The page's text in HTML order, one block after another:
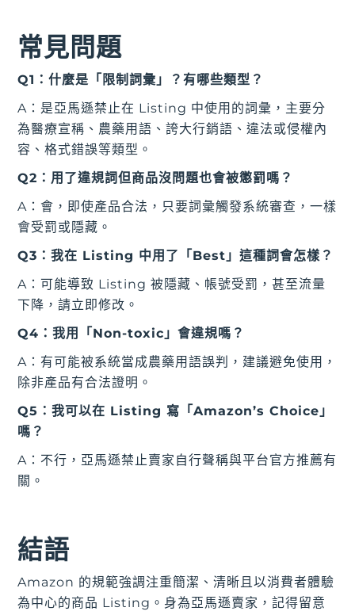
常見問題
Q1：什麼是「限制詞彙」？有哪些類型？
A：是亞馬遜禁止在 Listing 中使用的詞彙，主要分
為醫療宣稱、農藥用語、誇大行銷語、違法或侵權內
容、格式錯誤等類型。
Q2：用了違規詞但商品沒問題也會被懲罰嗎？
A：會，即使產品合法，只要詞彙觸發系統審查，一樣
會受罰或隱藏。
Q3：我在 Listing 中用了「Best」這種詞會怎樣？
A：可能導致 Listing 被隱藏、帳號受罰，甚至流量
下降，請立即修改。
Q4：我用「Non-toxic」會違規嗎？
A：有可能被系統當成農藥用語誤判，建議避免使用，
除非產品有合法證明。
Q5：我可以在 Listing 寫「Amazon’s Choice」
嗎？
A：不行，亞馬遜禁止賣家自行聲稱與平台官方推薦有
關。
結語
Amazon 的規範強調注重簡潔、清晰且以消費者體驗
為中心的商品 Listing。身為亞馬遜賣家，記得留意